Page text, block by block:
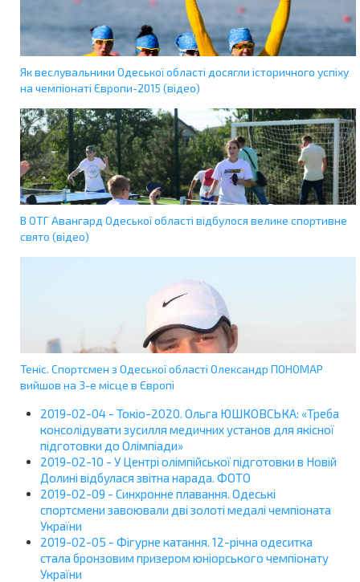
Як веслувальники Одеської області досягли історичного успіху
на чемпіонаті Європи-2015 (відео)
В ОТГ Авангард Одеської області відбулося велике спортивне
свято (відео)
Теніс. Спортсмен з Одеської області Олександр ПОНОМАР
вийшов на 3-е місце в Європі
2019-02-04 - Токіо-2020. Ольга ЮШКОВСЬКА: «Треба
консолідувати зусилля медичних установ для якісної
підготовки до Олімпіади»
2019-02-10 - У Центрі олімпійської підготовки в Новій
Долині відбулася звітна нарада. ФОТО
2019-02-09 - Синхронне плавання. Одеські
спортсмени завоювали дві золоті медалі чемпіоната
України
2019-02-05 - Фігурне катання. 12-річна одеситка
стала бронзовим призером юніорського чемпіонату
України